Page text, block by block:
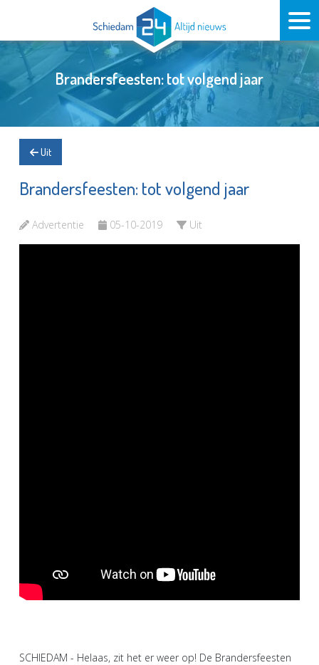
Brandersfeesten: tot volgend jaar
Uit
Brandersfeesten: tot volgend jaar
Advertentie 05-10-2019 Uit
SCHIEDAM - Helaas, zit het er weer op! De Brandersfeesten